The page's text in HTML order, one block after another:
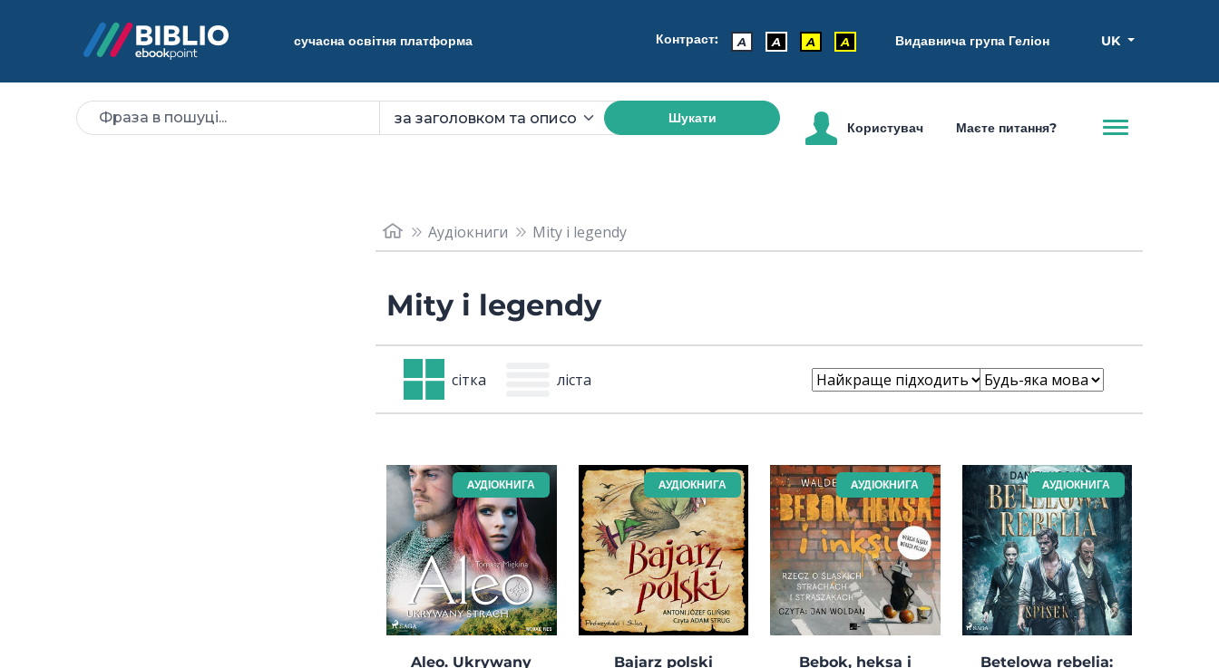
сучасна освітня платформа Контраст: A A A A Видавнича група Геліон UK
Шукати
Користувач Маєте питання?
Аудіокниги Mity i legendy
Mity i legendy
сітка ліста
AУДІОКНИГА
Aleo. Ukrywany
AУДІОКНИГА
Bajarz polski
AУДІОКНИГА
Bebok, heksa i
AУДІОКНИГА
Betelowa rebelia: